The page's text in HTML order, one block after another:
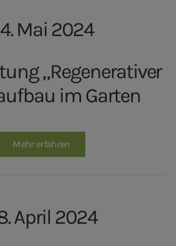
Mai 2024
„Regenerativer
im Garten
Mehr erfahren
April 2024